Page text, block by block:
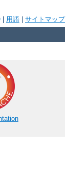
用語 サイトマップ